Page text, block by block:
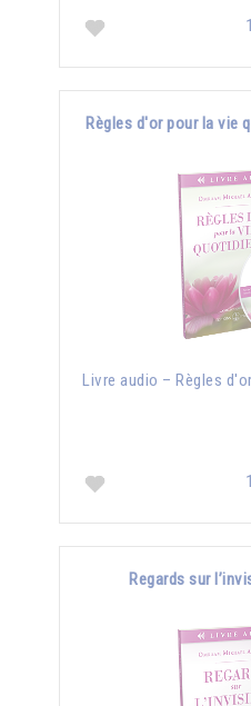
Règles d'or pour la vie
Livre audio – Règles
Regards sur